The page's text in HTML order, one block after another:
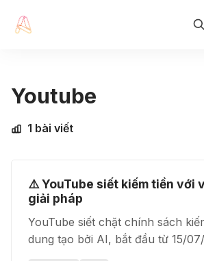
Youtube
1 bài viết
⚠️ YouTube siết kiếm tiền với
giải pháp
YouTube siết chặt chính sách
dung tạo bởi AI, bắt đầu từ 15/